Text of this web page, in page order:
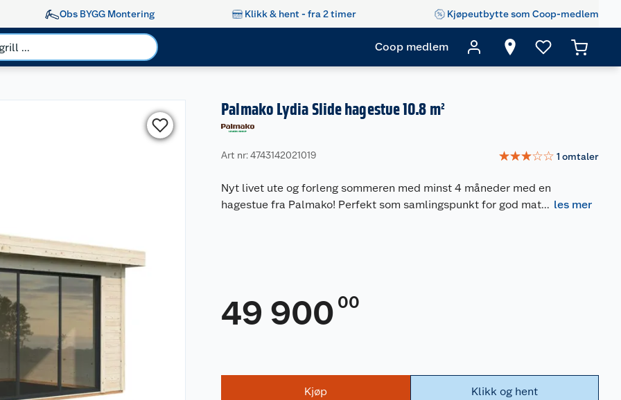
Obs BYGG Montering Klikk & hent - fra 2 timer Kjøpeutbytte som Coop-medlem
Coop medlem
Palmako Lydia Slide hagestue 10.8 m²
Art nr: 4743142021019 ☆☆☆☆☆ 1 omtaler
Nyt livet ute og forleng sommeren med minst 4 måneder med en
hagestue fra Palmako! Perfekt som samlingspunkt for god mat... les mer
49 900 00
Kjøp Klikk og hent